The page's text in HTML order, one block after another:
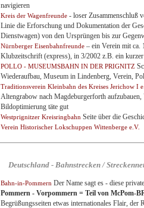
navigieren
Kreis der Wagenfreunde - loser Zusammenschluß
Linie die Erforschung und Dokumentation der
Dienstwagen) von den Ursprüngen bis zur
Nürnberger Eisenbahnfreunde – ein Verein mit ca.
Klubzeitschrift (express), in 3/2002 z.B. ein
POLLO - MUSEUMSBAHN IN DER PRIGNITZ
Wiederaufbau, Museum in Lindenberg, Verein,
Traditionsverein Kleinbahn des Kreises Jerichow I
Altengrabow nach Magdeburgerforth
Bildoptimierung täte gut
Westprignitzer Kreisringbahn Seite über die
Verein Historischer Lokschuppen Wittenberge e.V.
Deutschland - Bahnstrecken /
Bahn-in-Pommern Der Name sagt es - diese
Pommern - Vorpommern = Teil von McPom-
Begrüßungsseiten etwas internationales Flair, der